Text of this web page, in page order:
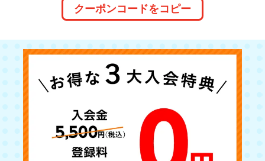
クーポンコードをコピー